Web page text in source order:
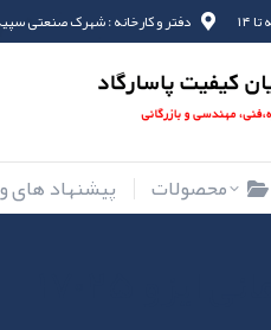
دفتر و کارخانه : شهرک صنعتی سپیدرود
محصولات پیشنهاد های
خانه درباره ما